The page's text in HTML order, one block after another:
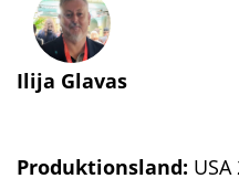
Ilija Glavas
Produktionsland: USA